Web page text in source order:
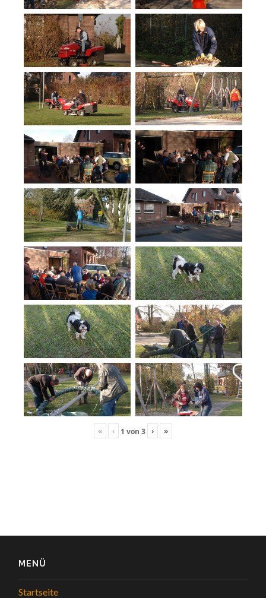
« ‹ 1 von 3 › »
MENÜ
Startseite